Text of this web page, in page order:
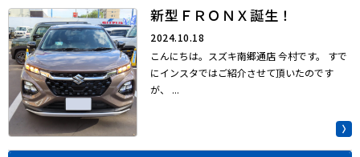
新型ＦＲＯＮＸ誕生！
2024.10.18
こんにちは。スズキ南郷通店 今村です。 すで
にインスタではご紹介させて頂いたのです
が、 ...